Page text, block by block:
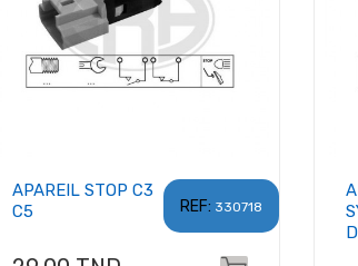
REF: 330718
APAREIL STOP C3
C5